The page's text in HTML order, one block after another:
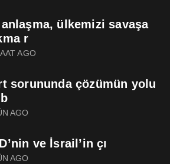
ülkemizi savaşa
r
AGO
sorununda çözümün yolu
AGO
ve İsrail’in çı
AGO